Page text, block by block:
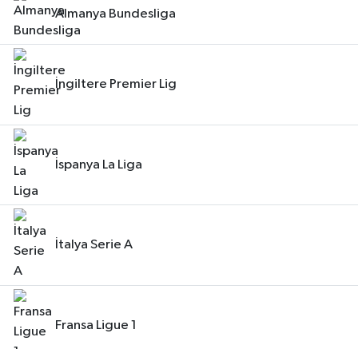
Almanya Bundesliga
İngiltere Premier Lig
İspanya La Liga
İtalya Serie A
Fransa Ligue 1